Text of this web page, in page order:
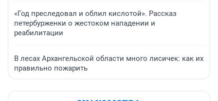
«Год преследовал и облил кислотой». Рассказ
петербурженки о жестоком нападении и
реабилитации
В лесах Архангельской области много лисичек: как их
правильно пожарить